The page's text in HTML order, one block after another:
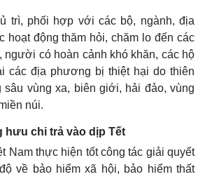
trì, phối hợp với các bộ, ngành, địa
hoạt động thăm hỏi, chăm lo đến các
người có hoàn cảnh khó khăn, các hộ
các địa phương bị thiệt hại do thiên
sâu vùng xa, biên giới, hải đảo, vùng
núi.
hưu chi trả vào dịp Tết
Nam thực hiện tốt công tác giải quyết
về bảo hiểm xã hội, bảo hiểm thất